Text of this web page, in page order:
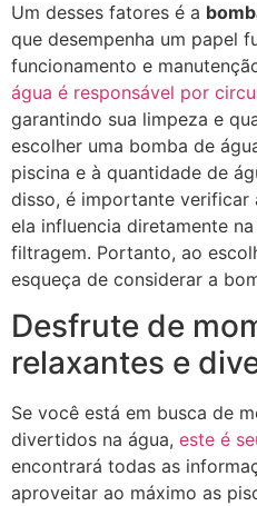
Um desses fatores é a
que desempenha um papel
funcionamento e
água é responsável por
garantindo sua limpeza e
escolher uma bomba de
piscina e à quantidade de
disso, é importante
ela influencia diretamente
filtragem. Portanto, ao
esqueça de considerar a
Desfrute de
relaxantes e
Se você está em busca de
divertidos na água, este é
encontrará todas as
aproveitar ao máximo as